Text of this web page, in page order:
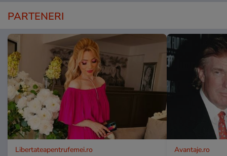
PARTENERI
Libertateapentrufemei.ro Avantaje.ro